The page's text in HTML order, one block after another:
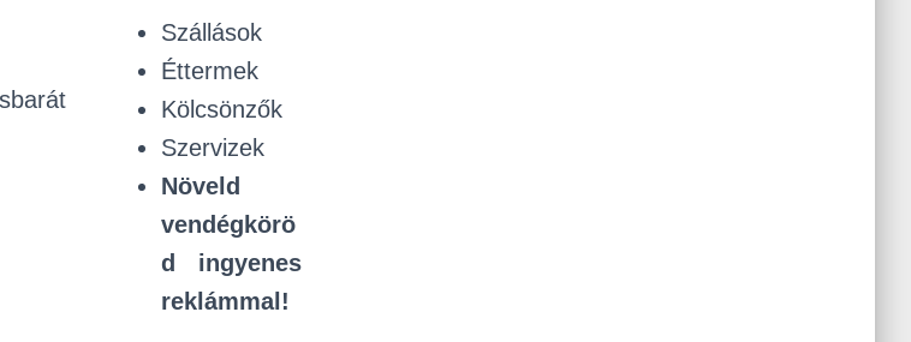
Szállások
Éttermek
Kölcsönzők
Szervizek
Növeld
vendégkörö
d ingyenes
reklámmal!